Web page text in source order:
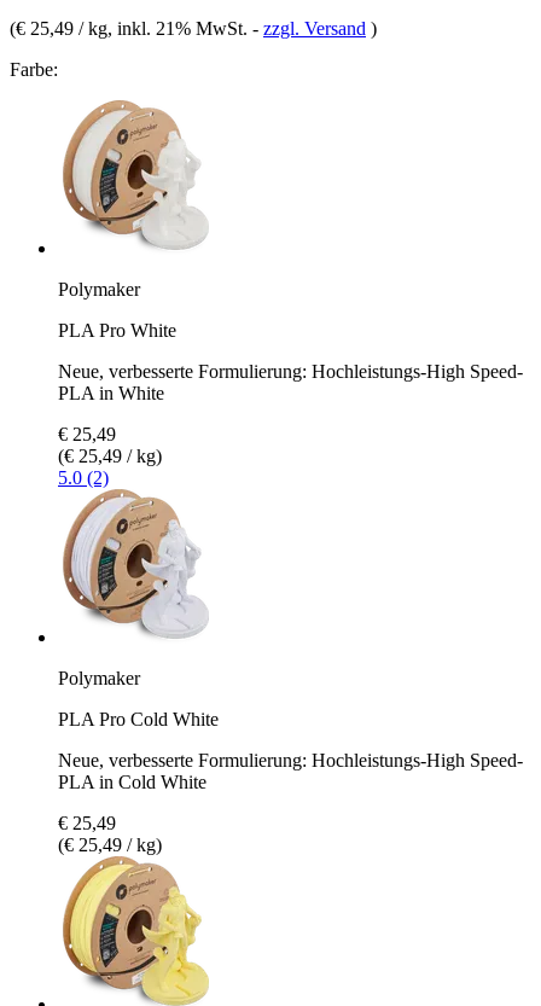
(€ 25,49 / kg, inkl. 21% MwSt. - zzgl. Versand )
Farbe:
Polymaker
PLA Pro White
Neue, verbesserte Formulierung: Hochleistungs-High Speed-
PLA in White
€ 25,49
(€ 25,49 / kg)
5.0 (2)
Polymaker
PLA Pro Cold White
Neue, verbesserte Formulierung: Hochleistungs-High Speed-
PLA in Cold White
€ 25,49
(€ 25,49 / kg)